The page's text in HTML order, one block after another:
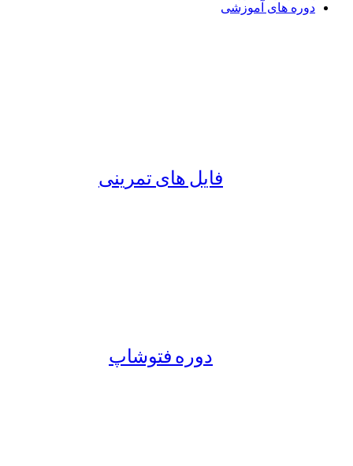
دوره های آموزشی
فایل های تمرینی
دوره فتوشاپ